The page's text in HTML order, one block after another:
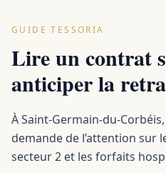
GUIDE TESSORIA
Lire un contrat
anticiper la
À Saint-Germain-du-
demande de l’attention sur
secteur 2 et les forfaits